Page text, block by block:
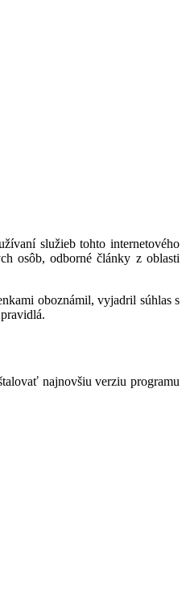
služieb tohto internetového
osôb, odborné články z oblasti
oboznámil, vyjadril súhlas s
najnovšiu verziu programu